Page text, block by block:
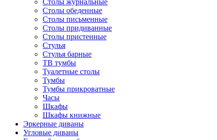
Столы журнальные
Столы обеденные
Столы письменные
Столы придиванные
Столы пристенные
Стулья
Стулья барные
ТВ тумбы
Туалетные столы
Тумбы
Тумбы прикроватные
Часы
Шкафы
Шкафы книжные
Эркерные диваны
Угловые диваны